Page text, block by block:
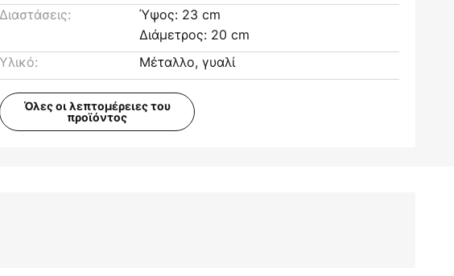
Διαστάσεις:
Ύψος: 23 cm
Διάμετρος: 20 cm
Υλικό:
Μέταλλο, γυαλί
Όλες οι λεπτομέρειες του
προϊόντος